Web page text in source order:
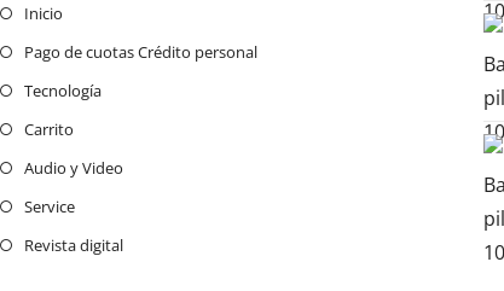
Inicio
Pago de cuotas Crédito personal
Tecnología
Carrito
Audio y Video
Service
Revista digital